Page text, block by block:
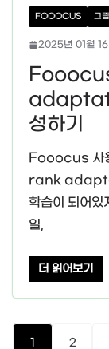
FOOOCUS 그
2025년 01월 16
성하기
Fooocus 사
rank
학습이 되어있
일,
더 읽어보기
글
1 2